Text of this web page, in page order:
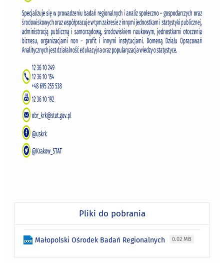
Pliki do pobrania
Małopolski Ośrodek Badań Regionalnych 0.02 MB